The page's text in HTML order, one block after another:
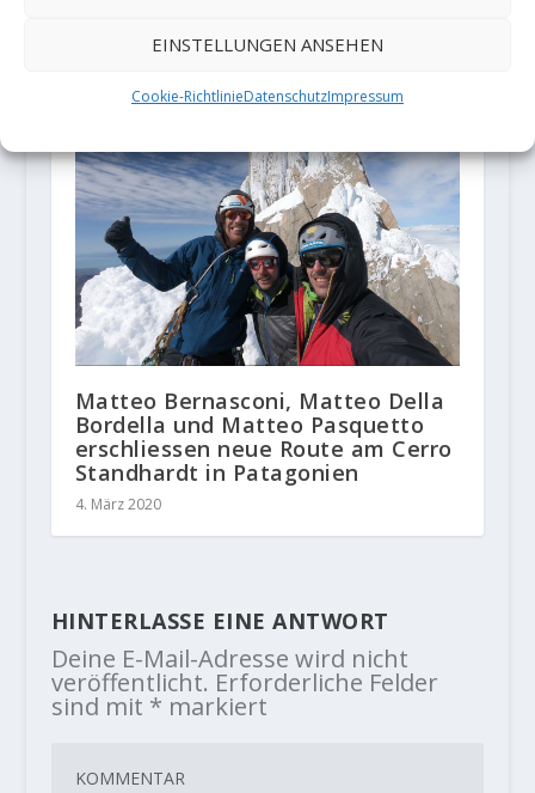
EINSTELLUNGEN ANSEHEN
Cookie-RichtlinieDatenschutzImpressum
21. Januar 2019
Matteo Bernasconi, Matteo Della
Bordella und Matteo Pasquetto
erschliessen neue Route am Cerro
Standhardt in Patagonien
4. März 2020
HINTERLASSE EINE ANTWORT
Deine E-Mail-Adresse wird nicht
veröffentlicht. Erforderliche Felder
sind mit * markiert